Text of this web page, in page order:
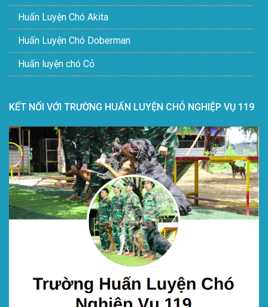
Huấn Luyện Chó Akita
Huấn Luyện Chó Doberman
Huấn luyện chó Cỏ
KẾT NỐI VỚI TRƯỜNG HUẤN LUYỆN CHÓ NGHIỆP VỤ 119